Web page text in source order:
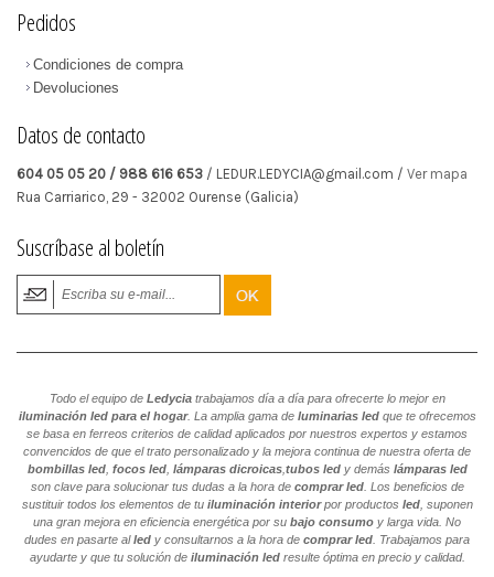
Pedidos
Condiciones de compra
Devoluciones
Datos de contacto
604 05 05 20 / 988 616 653 / LEDUR.LEDYCIA@gmail.com / Ver mapa
Rua Carriarico, 29 - 32002 Ourense (Galicia)
Suscríbase al boletín
Todo el equipo de Ledyciatrabajamos día a día para ofrecerte lo mejor en
iluminación led para el hogar. La amplia gama de luminarias ledque te ofrecemos
se basa en ferreos criterios de calidad aplicados por nuestros expertos y estamos
convencidos de que el trato personalizado y la mejora continua de nuestra oferta de
bombillas led, focos led, lámparas dicroicas, tubos ledy demás lámparas led
son clave para solucionar tus dudas a la hora de comprar led. Los beneficios de
sustituir todos los elementos de tu iluminación interiorpor productos led, suponen
una gran mejora en eficiencia energética por su bajo consumo y larga vida. No
dudes en pasarte alled y consultarnos a la hora de comprar led . Trabajamos para
ayudarte y que tu solución deiluminación ledresulte óptima en precio y calidad.